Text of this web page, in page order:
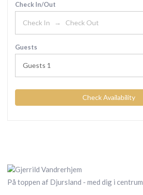
Check In/Out
Guests
Guests 1
Check Availability
På toppen af Djursland - med dig i centrum